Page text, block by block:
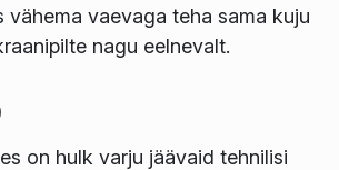
vähema vaevaga teha sama kuju
nagu eelnevalt.
on hulk varju jäävaid tehnilisi